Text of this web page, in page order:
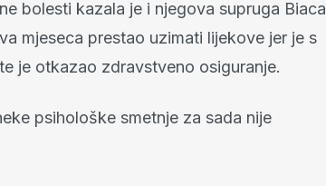
bolesti kazala je i njegova supruga Biaca
mjeseca prestao uzimati lijekove jer je s
je otkazao zdravstveno osiguranje.
psihološke smetnje za sada nije